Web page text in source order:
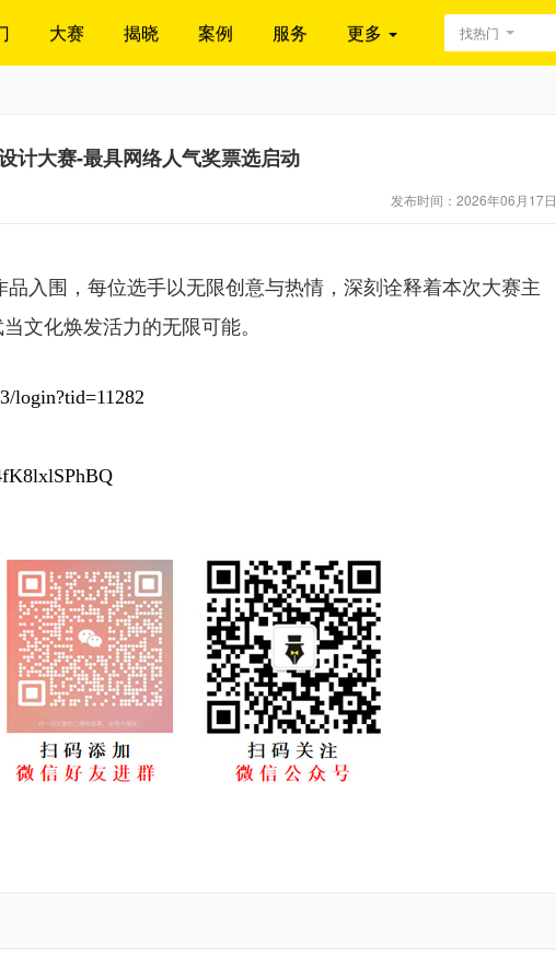
大赛 揭晓 案例 服务 更多 找热门
计大赛-最具网络人气奖票选启动
发布时间：2026年06月17日
入围，每位选手以无限创意与热情，深刻诠释着本次大赛主
文化焕发活力的无限可能。